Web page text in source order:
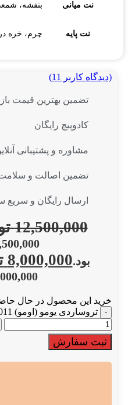
نت میانی بنفشه،
نت پایه چرم، خزه
(دیدگاه کاربر 11
)
تضمین بهترین قیمت
کادوپیچ رایگان
مشاوره و پشتیبانی
تضمین اصالت و سلامت
ارسال رایگان و سریع
12,500,000
بود.8,000,000
8,000,000
خرید این محصول در حال
تروساردی یومو (اومو) 2011 Trussardi Uomo 2011 عدد
ثبت سفارش